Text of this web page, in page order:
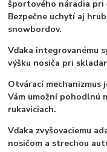
športového náradia pri
Bezpečne uchytí aj
snowbordov.
Vďaka integrovanému
výšku nosiča pri
Otvárací
Vám umožní pohodlnú
rukaviciach.
Vďaka zvyšovaciemu
nosičom a strechou